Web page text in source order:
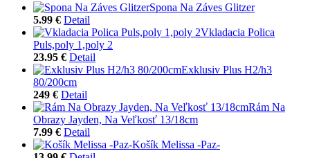
Spona Na Záves Glitzer
5.99 € Detail
Vkladacia Polica
Puls,poly 1,poly 2
23.95 € Detail
Exklusiv Plus H2/h3
80/200cm
249 € Detail
Rám Na
Obrazy Jayden, Na Veľkosť 13/18cm
7.99 € Detail
Košík Melissa -Paz-